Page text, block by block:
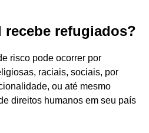
recebe refugiados?
risco pode ocorrer por
raciais, sociais, por
ou até mesmo
direitos humanos em seu país